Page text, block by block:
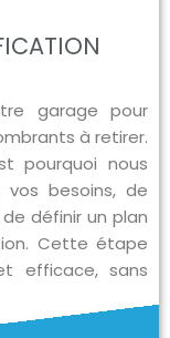
garage pour
à retirer.
pourquoi nous
besoins, de
définir un plan
Cette étape
efficace, sans